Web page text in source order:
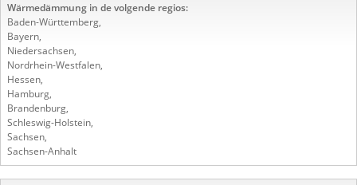
Wärmedämmung in de volgende regios:
Baden-Württemberg,
Bayern,
Niedersachsen,
Nordrhein-Westfalen,
Hessen,
Hamburg,
Brandenburg,
Schleswig-Holstein,
Sachsen,
Sachsen-Anhalt